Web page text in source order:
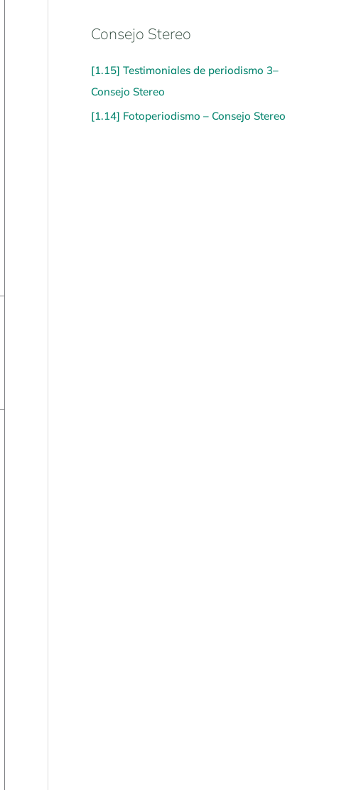
Consejo Stereo
[1.15] Testimoniales de periodismo 3–
Consejo Stereo
[1.14] Fotoperiodismo – Consejo Stereo